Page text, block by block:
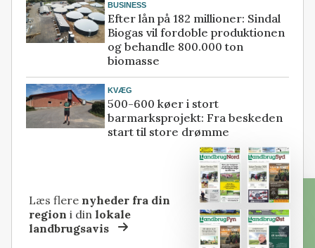
BUSINESS
Efter lån på 182 millioner: Sindal
Biogas vil fordoble produktionen
og behandle 800.000 ton
biomasse
KVÆG
500-600 køer i stort
barmarksprojekt: Fra beskeden
start til store drømme
Læs flere nyheder fra din
region i dinlokale
landbrugsavis